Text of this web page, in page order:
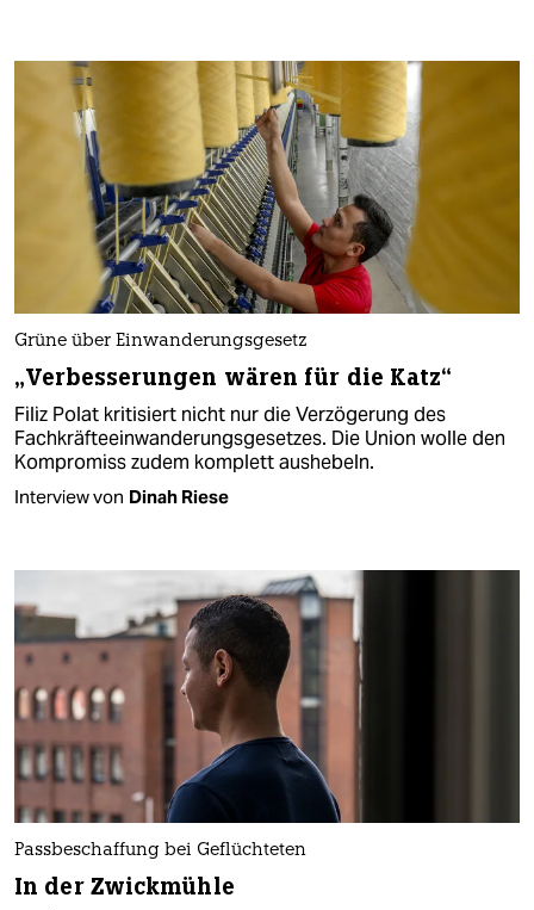
Grüne über Einwanderungsgesetz
„Verbesserungen wären für die Katz“
Filiz Polat kritisiert nicht nur die Verzögerung des
Fachkräfteeinwanderungsgesetzes. Die Union wolle den
Kompromiss zudem komplett aushebeln.
Interview von Dinah Riese
Passbeschaffung bei Geflüchteten
In der Zwickmühle